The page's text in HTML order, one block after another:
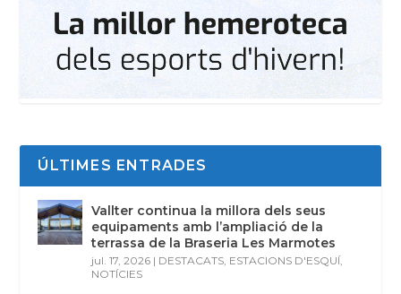
ÚLTIMES ENTRADES
Vallter continua la millora dels seus
equipaments amb l’ampliació de la
terrassa de la Braseria Les Marmotes
jul. 17, 2026 | DESTACATS ESTACIONS D'ESQUÍ
NOTÍCIES